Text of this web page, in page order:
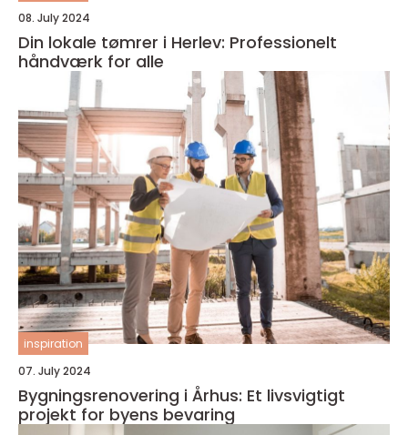
08. July 2024
Din lokale tømrer i Herlev: Professionelt
håndværk for alle
inspiration
07. July 2024
Bygningsrenovering i Århus: Et livsvigtigt
projekt for byens bevaring